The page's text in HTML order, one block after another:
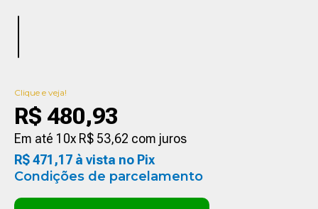
Clique e veja!
R$ 480,93
Em até 10x R$ 53,62 com juros
R$471 ,17 à vista no Pix
Condições de parcelamento